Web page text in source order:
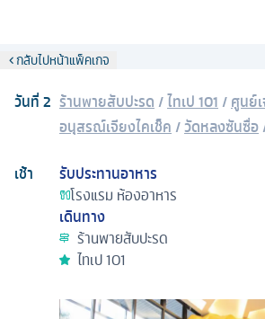
กลับไปหน้าแพ็คเกจ
วันที่2 ร้านพายสับปะรด /ไทเป 101 /ศูนย์
อนุสรณ์เจียงไคเช็ค /วัดหลงซันซื่อ
เช้า
รับประทานอาหาร
โรงแรม ห้องอาหาร
เดินทาง
ร้านพายสับปะรด
ไทเป 101